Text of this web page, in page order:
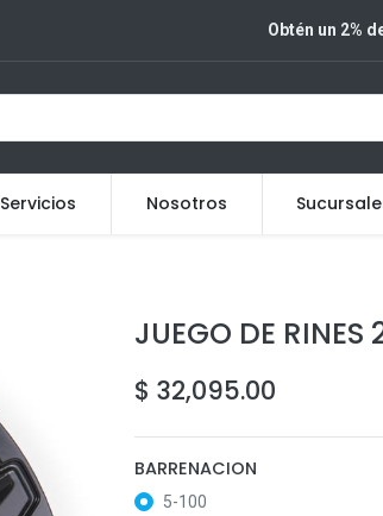
Obtén un 2%
Servicios Nosotros
JUEGO DE
$ 32,095.00
BARRENACION
5-100